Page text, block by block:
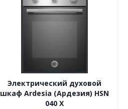
Электрический духовой
шкаф Ardesia (Ардезия) HSN
040 X